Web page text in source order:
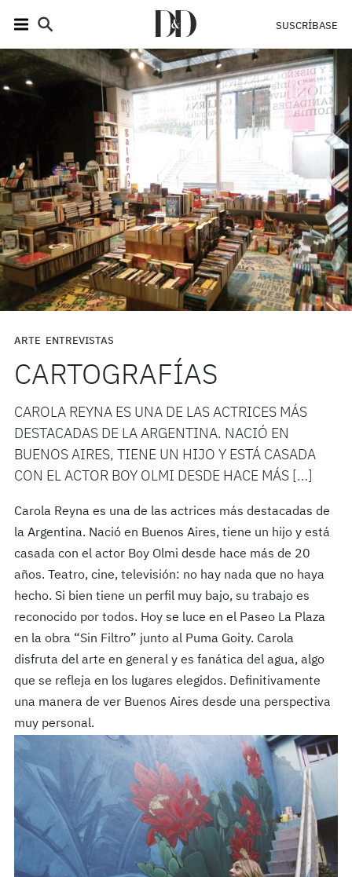
SUSCRÍBASE
ARTE ENTREVISTAS
CARTOGRAFÍAS
CAROLA REYNA ES UNA DE LAS ACTRICES MÁS
DESTACADAS DE LA ARGENTINA. NACIÓ EN
BUENOS AIRES, TIENE UN HIJO Y ESTÁ CASADA
CON EL ACTOR BOY OLMI DESDE HACE MÁS […]
Carola Reyna es una de las actrices más destacadas de
la Argentina. Nació en Buenos Aires, tiene un hijo y está
casada con el actor Boy Olmi desde hace más de 20
años. Teatro, cine, televisión: no hay nada que no haya
hecho. Si bien tiene un perfil muy bajo, su trabajo es
reconocido por todos. Hoy se luce en el Paseo La Plaza
en la obra “Sin Filtro” junto al Puma Goity. Carola
disfruta del arte en general y es fanática del agua, algo
que se refleja en los lugares elegidos. Definitivamente
una manera de ver Buenos Aires desde una perspectiva
muy personal.